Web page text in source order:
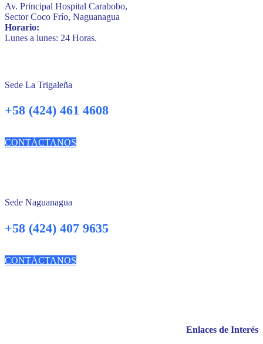
Av. Principal Hospital Carabobo,
Sector Coco Frío, Naguanagua
Horario:
Lunes a lunes: 24 Horas.
Sede La Trigaleña
+58 (424) 461 4608
CONTÁCTANOS
Sede Naguanagua
+58 (424) 407 9635
CONTÁCTANOS
Enlaces de Interés